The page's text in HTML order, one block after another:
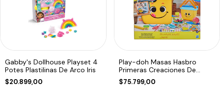
Gabby's Dollhouse Playset 4
Potes Plastilinas De Arco Iris
$20.899,00
Play-doh Masas Hasbro
Primeras Creaciones De
Picnic Hasbro
$75.799,00